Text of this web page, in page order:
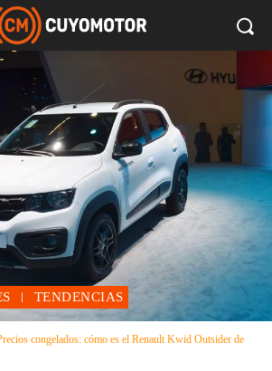
TENDENCIAS
congelados: cómo es el Renault Kwid Outsider de